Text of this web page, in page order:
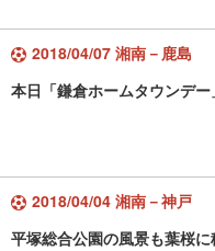
2018/04/07 湘南－鹿島
本日「鎌倉ホームタウンデー
2018/04/04 湘南－神戸
平塚総合公園の風景も葉桜